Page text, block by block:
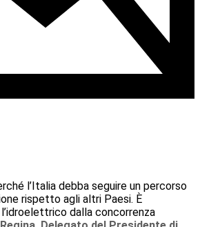
l’Italia debba seguire un percorso
rispetto agli altri Paesi. È
dalla concorrenza